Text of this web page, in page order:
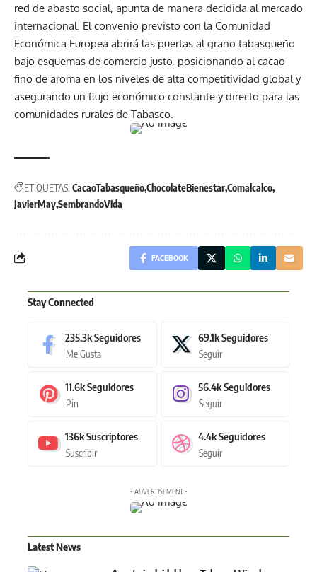
red de abasto social, apunta de manera decidida al mercado
internacional. El convenio previsto con la Comunidad
Económica Europea abrirá las puertas al grano tabasqueño
bajo esquemas de comercio justo, posicionando al cacao
fino de aroma en los niveles de alta competitividad global y
asegurando un flujo económico constante y directo para las
comunidades rurales de Tabasco.
ETIQUETAS: CacaoTabasqueñoChocolateBienestarComalcalco
JavierMaySembrandoVida
FACEBOOK
Stay Connected
235.3kSeguidores
Me Gusta
69.1kSeguidores
Seguir
11.6kSeguidores
Pin
56.4kSeguidores
Seguir
136kSuscriptores
Suscribir
4.4kSeguidores
Seguir
- ADVERTISEMENT -
Latest News